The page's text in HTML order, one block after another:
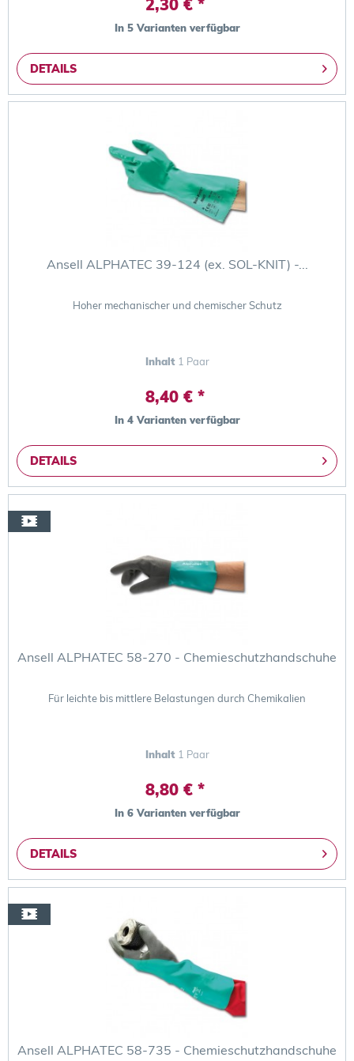
2,30 € *
In 5 Varianten verfügbar
DETAILS
Ansell ALPHATEC 39-124 (ex. SOL-KNIT) -...
Hoher mechanischer und chemischer Schutz
Inhalt 1 Paar
8,40 € *
In 4 Varianten verfügbar
DETAILS
Ansell ALPHATEC 58-270 - Chemieschutzhandschuhe
Für leichte bis mittlere Belastungen durch Chemikalien
Inhalt 1 Paar
8,80 € *
In 6 Varianten verfügbar
DETAILS
Ansell ALPHATEC 58-735 - Chemieschutzhandschuhe